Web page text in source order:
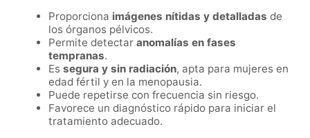
Proporciona imágenes nítidas y detalladas de
los órganos pélvicos.
Permite detectar anomalías en fases
tempranas.
Es segura y sin radiación, apta para mujeres en
edad fértil y en la menopausia.
Puede repetirse con frecuencia sin riesgo.
Favorece un diagnóstico rápido para iniciar el
tratamiento adecuado.